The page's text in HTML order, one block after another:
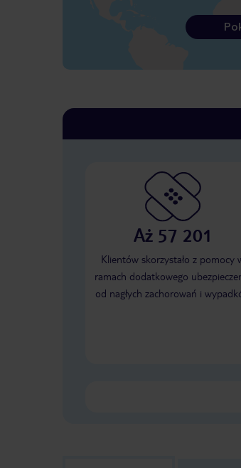
Aż 57 201
Klientów skorzystało z pomocy
ramach dodatkowego
od nagłych zachorowań i